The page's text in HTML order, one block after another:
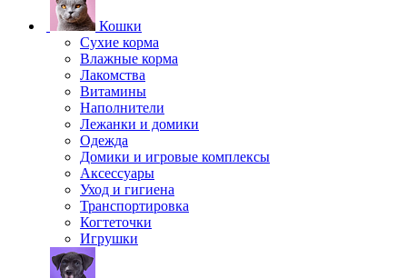
Кошки
Сухие корма
Влажные корма
Лакомства
Витамины
Наполнители
Лежанки и домики
Одежда
Домики и игровые комплексы
Аксессуары
Уход и гигиена
Транспортировка
Когтеточки
Игрушки